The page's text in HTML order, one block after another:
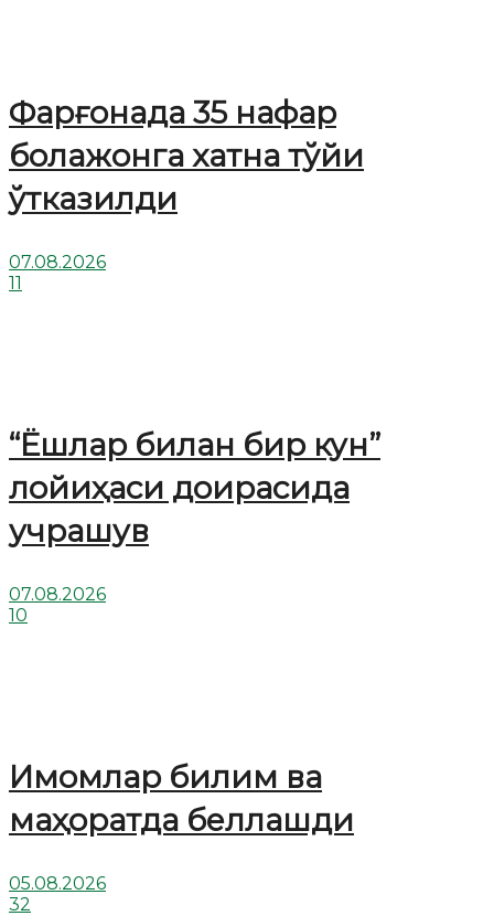
Фарғонада 35 нафар
болажонга хатна тўйи
ўтказилди
07.08.2026
11
“Ёшлар билан бир кун”
лойиҳаси доирасида
учрашув
07.08.2026
10
Имомлар билим ва
маҳоратда беллашди
05.08.2026
32